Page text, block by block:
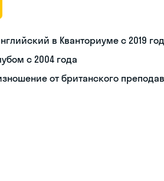
в Кванториуме с 2019
с 2004 года
от британского